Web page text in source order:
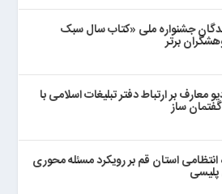
جشنواره ملی «کتاب سال سبک
برتر
معارف بر ارتباط دفتر تبلیغات اسلامی با
ساز
انتظامی استان قم بر رویکرد مسئله محوری